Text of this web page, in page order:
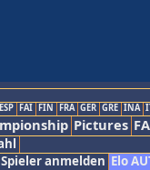
ESP FAI FIN FRA GER GRE INA
Pictures
Spieler anmelden Elo